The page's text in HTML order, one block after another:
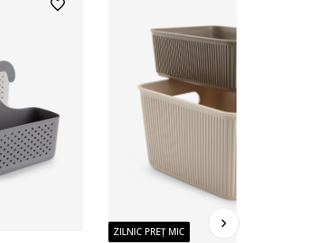
ZILNIC PREȚ MIC